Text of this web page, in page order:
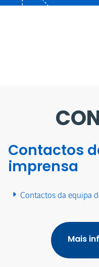
Contactos
imprensa
Contactos da equipa
Mais